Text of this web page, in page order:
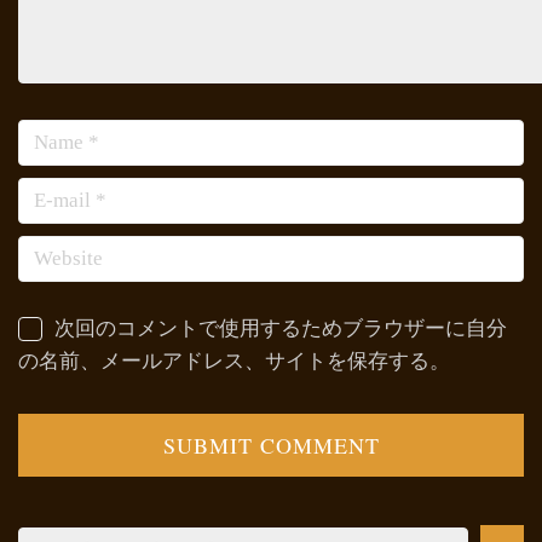
次回のコメントで使用するためブラウザーに自分
の名前、メールアドレス、サイトを保存する。